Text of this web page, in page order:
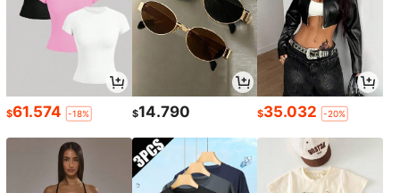
$61.574 -18% $14.790 $35.032 -20%